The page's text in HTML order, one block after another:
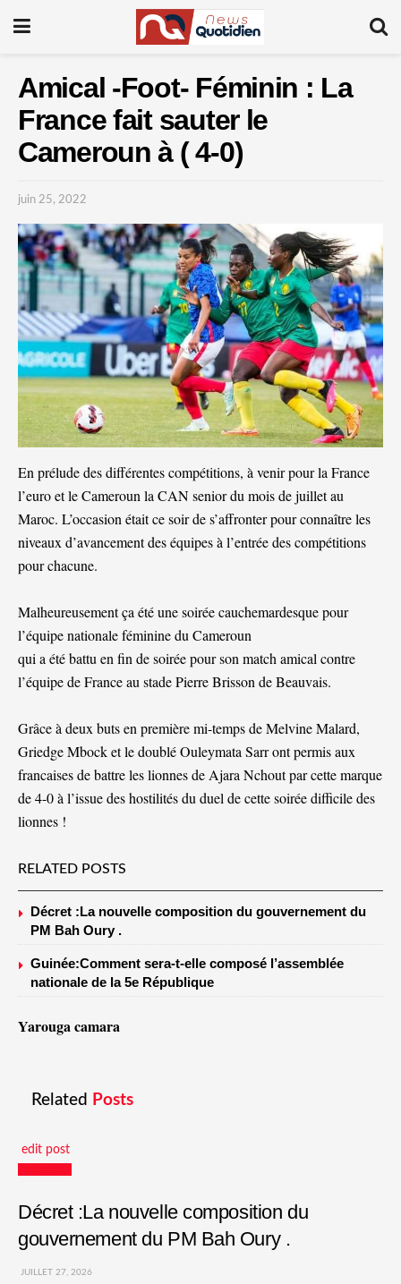
Amical -Foot- Féminin : La
France fait sauter le
Cameroun à ( 4-0)
juin 25, 2022
En prélude des différentes compétitions, à venir pour la France
l’euro et le Cameroun la CAN senior du mois de juillet au
Maroc. L’occasion était ce soir de s’affronter pour connaître les
niveaux d’avancement des équipes à l’entrée des compétitions
pour chacune.
Malheureusement ça été une soirée cauchemardesque pour
l’équipe nationale féminine du Cameroun
qui a été battu en fin de soirée pour son match amical contre
l’équipe de France au stade Pierre Brisson de Beauvais.
Grâce à deux buts en première mi-temps de Melvine Malard,
Griedge Mbock et le doublé Ouleymata Sarr ont permis aux
francaises de battre les lionnes de Ajara Nchout par cette marque
de 4-0 à l’issue des hostilités du duel de cette soirée difficile des
lionnes !
RELATED POSTS
Décret :La nouvelle composition du gouvernement du
PM Bah Oury .
Guinée:Comment sera-t-elle composé l’assemblée
nationale de la 5e République
Yarouga camara
Related Posts
edit post
Décret :La nouvelle composition du
gouvernement du PM Bah Oury .
JUILLET 27, 2026